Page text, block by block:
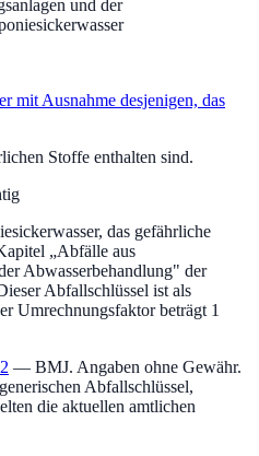
und der
mit Ausnahme desjenigen, das
Stoffe enthalten sind.
das gefährliche
„Abfälle aus
Abwasserbehandlung" der
Abfallschlüssel ist als
Umrechnungsfaktor beträgt 1
— BMJ. Angaben ohne Gewähr.
Abfallschlüssel,
die aktuellen amtlichen